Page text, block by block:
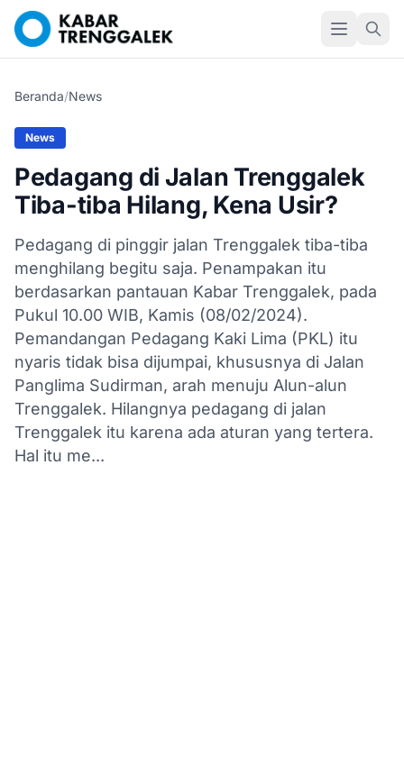
Beranda/News
News
Pedagang di Jalan Trenggalek
Tiba-tiba Hilang, Kena Usir?
Pedagang di pinggir jalan Trenggalek tiba-tiba
menghilang begitu saja. Penampakan itu
berdasarkan pantauan Kabar Trenggalek, pada
Pukul 10.00 WIB, Kamis (08/02/2024).
Pemandangan Pedagang Kaki Lima (PKL) itu
nyaris tidak bisa dijumpai, khususnya di Jalan
Panglima Sudirman, arah menuju Alun-alun
Trenggalek. Hilangnya pedagang di jalan
Trenggalek itu karena ada aturan yang tertera.
Hal itu me...